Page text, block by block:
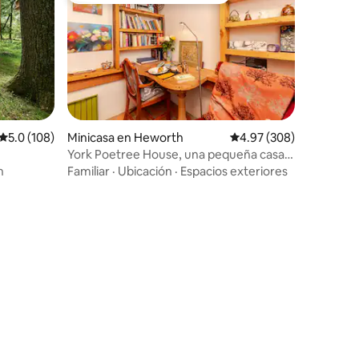
promedio: 5.0 de 5, 108 reseñas
5.0 (108)
Minicasa en Heworth Calificación promedio:
4.97 (308)
York Poetree House, una pequeña casa
del árbol para una persona
Familiar · Ubicación · Espacios exteriores